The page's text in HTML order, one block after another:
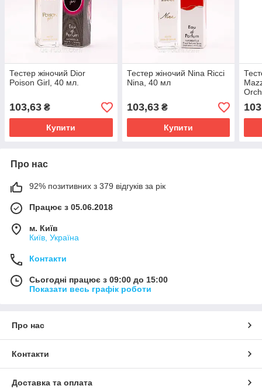
Тестер жіночий Dior
Poison Girl, 40 мл.
103,63 ₴
Купити
Тестер жіночий Nina Ricci
Nina, 40 мл
103,63₴
Купити
Про нас
92% позитивних з 379 відгуків за рік
Працює з 05.06.2018
м. Київ
Київ, Україна
Контакти
Сьогодні працює з 09:00 до 15:00
Показати весь графік роботи
Про нас
Контакти
Доставка та оплата